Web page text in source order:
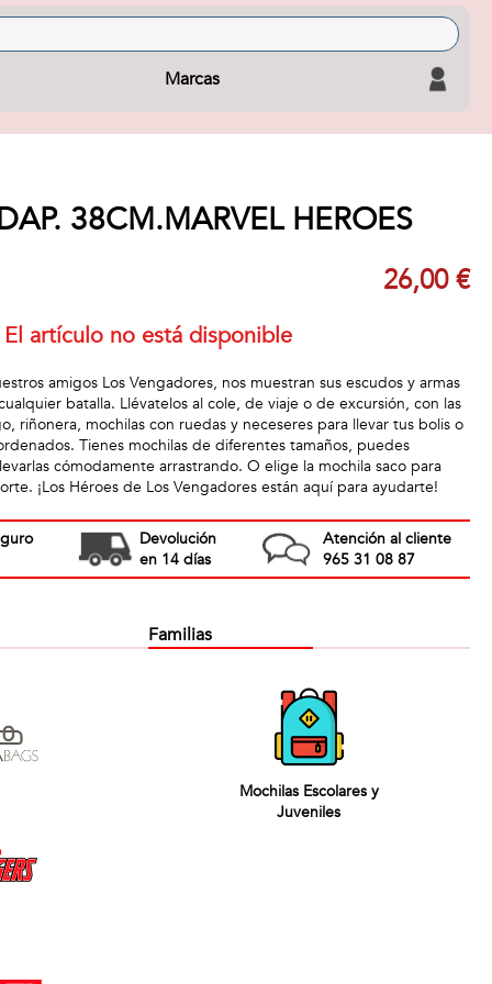
Marcas
38CM.MARVEL HEROES
26,00 €
El artículo no está disponible
amigos Los Vengadores, nos muestran sus escudos y armas
batalla. Llévatelos al cole, de viaje o de excursión, con las
riñonera, mochilas con ruedas y neceseres para llevar tus bolis o
Tienes mochilas de diferentes tamaños, puedes
cómodamente arrastrando. O elige la mochila saco para
¡Los Héroes de Los Vengadores están aquí para ayudarte!
Devolución
en 14 días
Atención al cliente
965 31 08 87
Familias
Mochilas Escolares y
Juveniles